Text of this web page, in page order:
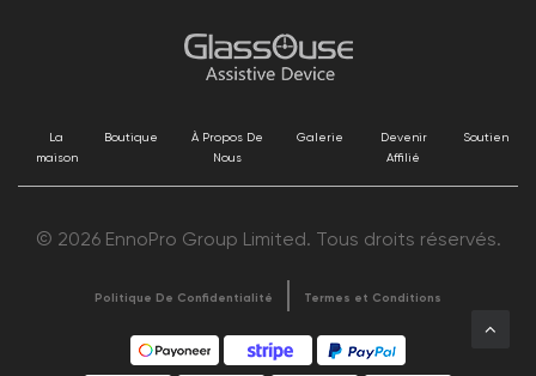
La
maison
Boutique
À Propos De
Nous
Galerie
Devenir
Affilié
Soutien
© 2026 EnnoPro Group Limited. Tous droits réservés.
Politique De Confidentialité Termes et Conditions